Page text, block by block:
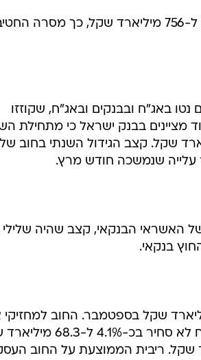
יתרת החוב של המגזר העסקי גדלה בספטמבר בכ-0.2% ל-756 מיליארד שקל, כך מסרה
באג"ח ובבנקים ובאג"ח, שקוזזו
כתוצאה מהתחזקות השקל בשיעור של כ-4%. עוד מציינים בבנק ישראל כי
המגזר העסקי בכ-2.7%, כלומר ב-20 מיליארד שקל. קצב הגידול השנתי בחוב של
האשראי הבנקאי, קצב שהיה שלילי
בנקאי.
סקטור העסקי לבנקים גדל ב-0.6% ל-401.1 מיליארד שקל בספטמבר. החוב
סחיר גדל ב-1.3% לסך 158.7 מיליארד שקל ולמחזיקי אג"ח לא
זרים ירד ב-4.3% לכ-128.2 מיליארד שקל. ריבית הממוצעת על החוב